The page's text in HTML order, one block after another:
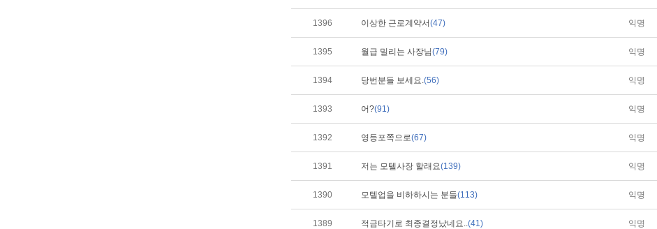
1396 이상한 근로계약서(47) 익명
1395 월급 밀리는 사장님(79) 익명
1394 당번분들 보세요.(56) 익명
1393 어?(91) 익명
1392 영등포쪽으로(67) 익명
1391 저는 모텔사장 할래요(139) 익명
1390 모텔업을 비하하시는 분들(113) 익명
1389 적금타기로 최종결정났네요..(41) 익명